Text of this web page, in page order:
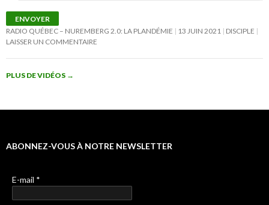
ENVOYER
RADIO QUÉBEC – NUREMBERG 2.0: LA PLANDÉMIE
13 JUIN 2021 DISCIPLE
LAISSER UN COMMENTAIRE
PLUS DE VIDÉOS →
ABONNEZ-VOUS À NOTRE NEWSLETTER
E-mail *